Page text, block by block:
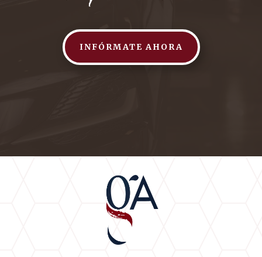
INFÓRMATE AHORA